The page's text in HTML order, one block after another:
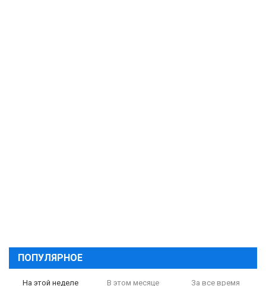
ПОПУЛЯРНОЕ
На этой неделе В этом месяце За все время